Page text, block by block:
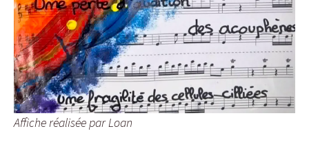
Affiche réalisée par Loan